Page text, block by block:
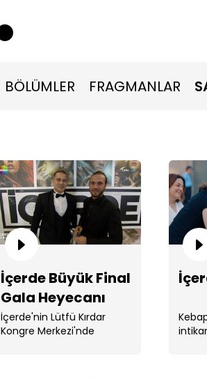
BÖLÜMLER FRAGMANLAR
İçerde Büyük Final
Gala Heyecanı
İçerde'nin Lütfü Kırdar
Kongre Merkezi'nde